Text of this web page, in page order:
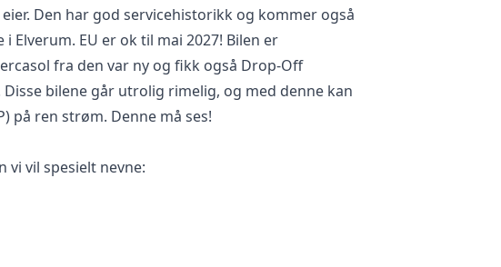
Den har god servicehistorikk og kommer også
Elverum. EU er ok til mai 2027! Bilen er
fra den var ny og fikk også Drop-Off
bilene går utrolig rimelig, og med denne kan
på ren strøm. Denne må ses!
vi vil spesielt nevne: